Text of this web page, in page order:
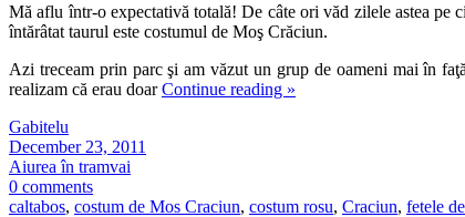
Mă aflu într-o expectativă totală! De câte ori văd zilele astea pe
întărâtat taurul este costumul de Moş Crăciun.
Azi treceam prin parc şi am văzut un grup de oameni mai în
realizam că erau doarContinue reading »
Gabitelu
December 23, 2011
Aiurea în tramvai
0 comments
caltabos, costum de Mos Craciun, costum rosu, Craciun, fetele